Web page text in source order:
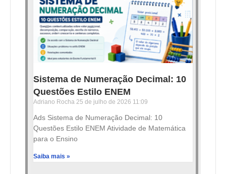
Sistema de Numeração Decimal: 10
Questões Estilo ENEM
Adriano Rocha 25 de julho de 2026 11:09
Ads Sistema de Numeração Decimal: 10
Questões Estilo ENEM Atividade de Matemática
para o Ensino
Saiba mais »